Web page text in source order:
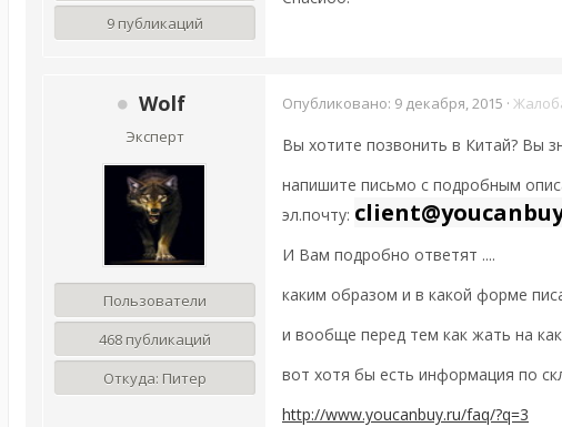
9 публикаций
Wolf
Эксперт
Пользователи
468 публикаций
Откуда: Питер
Опубликовано: 9 декабря, 2015 ·
Вы хотите позвонить в Китай? Вы
напишите письмо с подробным
эл.почту:
И Вам подробно ответят ....
каким образом и в какой форме
и вообще перед тем как жать на
вот хотя бы есть информация по
http://www.youcanbuy.ru/faq/?q=3